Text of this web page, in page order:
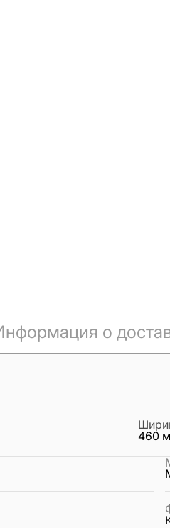
о
460